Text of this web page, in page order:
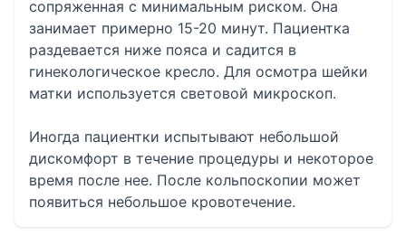
сопряженная с минимальным риском. Она
занимает примерно 15-20 минут. Пациентка
раздевается ниже пояса и садится в
гинекологическое кресло. Для осмотра шейки
матки используется световой микроскоп.
Иногда пациентки испытывают небольшой
дискомфорт в течение процедуры и некоторое
время после нее. После кольпоскопии может
появиться небольшое кровотечение.